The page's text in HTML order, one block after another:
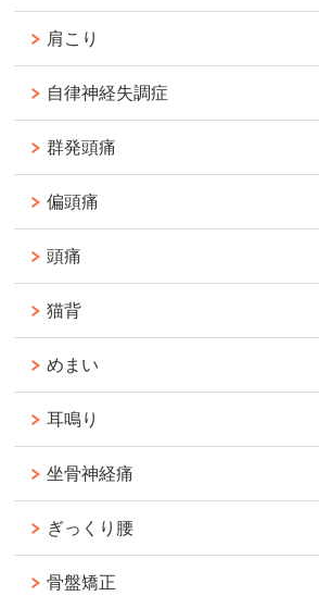
肩こり
自律神経失調症
群発頭痛
偏頭痛
頭痛
猫背
めまい
耳鳴り
坐骨神経痛
ぎっくり腰
骨盤矯正